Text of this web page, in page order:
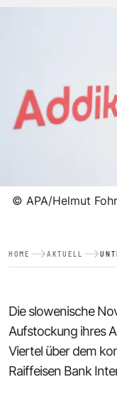
© APA/Helmut
HOME AKTUELL
Die slowenische
Aufstockung ihres
Viertel über dem
Raiffeisen Bank